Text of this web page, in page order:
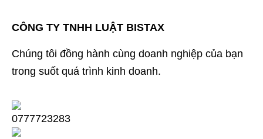
CÔNG TY TNHH LUẬT BISTAX
Chúng tôi đồng hành cùng doanh nghiệp của bạn
trong suốt quá trình kinh doanh.